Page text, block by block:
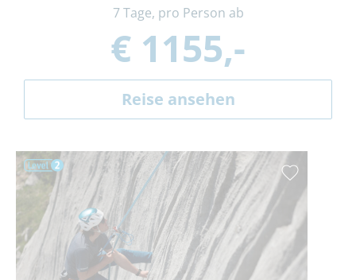
7 Tage, pro Person ab
€ 1155,-
Reise ansehen